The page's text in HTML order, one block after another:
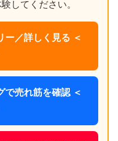
してください。
ー／詳しく見る ＜
で売れ筋を確認 ＜